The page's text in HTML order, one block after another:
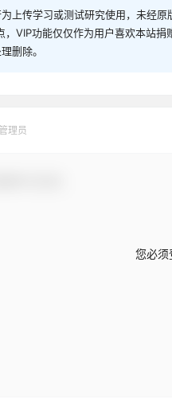
上传学习或测试研究使用，未经
，VIP功能仅仅作为用户喜欢本站
删除。
管理员
您必须